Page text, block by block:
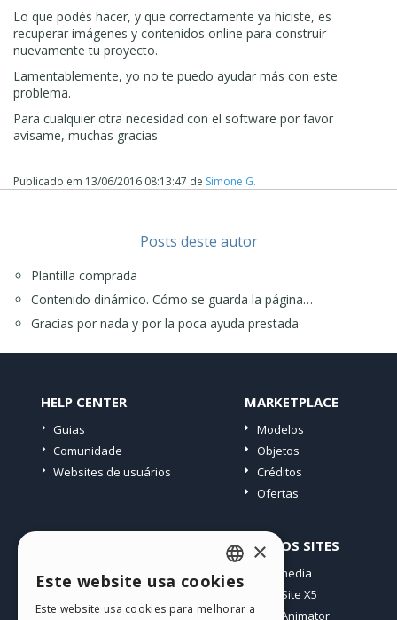
Hasta siempre... o hasta nunca, lo que llegue primero.
Lo que podés hacer, y que correctamente ya hiciste, es
recuperar imágenes y contenidos online para construir
nuevamente tu proyecto.
Lamentablemente, yo no te puedo ayudar más con este
problema.
Para cualquier otra necesidad con el software por favor
avisame, muchas gracias
Publicado em 13/06/2016 08:13:47 de Simone G.
Posts deste autor
Plantilla comprada
Contenido dinámico. Cómo se guarda la página…
Gracias por nada y por la poca ayuda prestada
HELP CENTER
Guias
Comunidade
Websites de usuários
MARKETPLACE
Modelos
Objetos
Créditos
Ofertas
Meus posts
Download
OUTROS SITES
Incomedia
WebSite X5
WebAnimator
ENGLISH
ITALIAN
×
Este website usa cookies
Este website usa cookies para melhorar a